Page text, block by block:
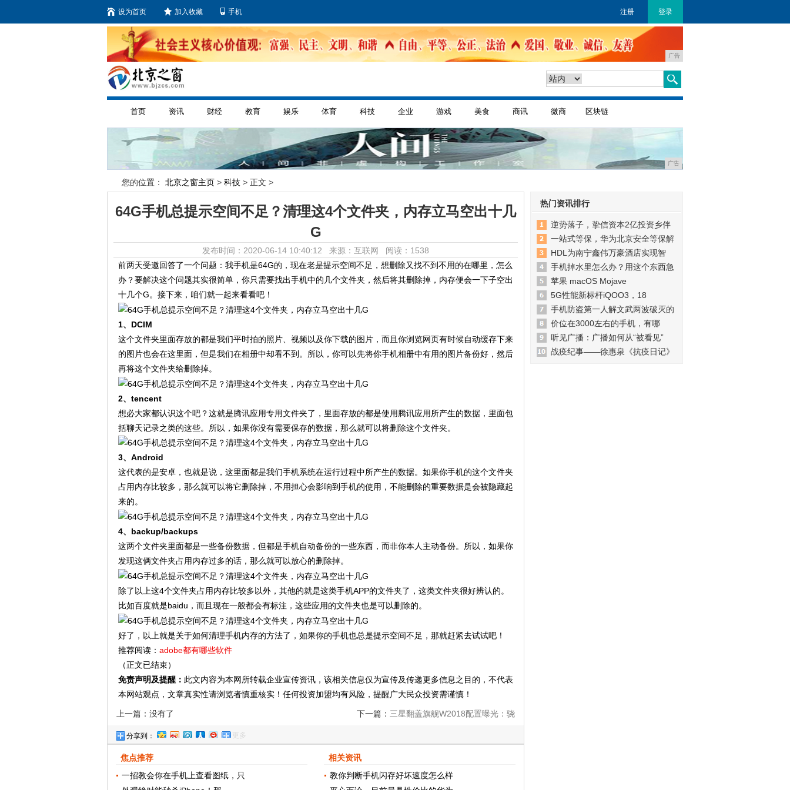
设为首页 加入收藏 手机 注册 登录
广告
首页 资讯 财经 教育 娱乐 体育 科技 企业 游戏 美食 商讯 微商 区块链
广告
您的位置： 北京之窗主页 > 科技 > 正文 >
64G手机总提示空间不足？清理这4个文件夹，内存立马空出十几
G
发布时间：2020-06-14 10:40:12 来源：互联网 阅读：1538
前两天受邀回答了一个问题：我手机是64G的，现在老是提示空间不足，想删除又找不到不用的在哪里，怎么
办？要解决这个问题其实很简单，你只需要找出手机中的几个文件夹，然后将其删除掉，内存便会一下子空出
十几个G。接下来，咱们就一起来看看吧！
1、DCIM
这个文件夹里面存放的都是我们平时拍的照片、视频以及你下载的图片，而且你浏览网页有时候自动缓存下来
的图片也会在这里面，但是我们在相册中却看不到。所以，你可以先将你手机相册中有用的图片备份好，然后
再将这个文件夹给删除掉。
2、tencent
想必大家都认识这个吧？这就是腾讯应用专用文件夹了，里面存放的都是使用腾讯应用所产生的数据，里面包
括聊天记录之类的这些。所以，如果你没有需要保存的数据，那么就可以将删除这个文件夹。
3、Android
这代表的是安卓，也就是说，这里面都是我们手机系统在运行过程中所产生的数据。如果你手机的这个文件夹
占用内存比较多，那么就可以将它删除掉，不用担心会影响到手机的使用，不能删除的重要数据是会被隐藏起
来的。
4、backup/backups
这两个文件夹里面都是一些备份数据，但都是手机自动备份的一些东西，而非你本人主动备份。所以，如果你
发现这俩文件夹占用内存过多的话，那么就可以放心的删除掉。
除了以上这4个文件夹占用内存比较多以外，其他的就是这类手机APP的文件夹了，这类文件夹很好辨认的。
比如百度就是baidu，而且现在一般都会有标注，这些应用的文件夹也是可以删除的。
好了，以上就是关于如何清理手机内存的方法了，如果你的手机也总是提示空间不足，那就赶紧去试试吧！
推荐阅读： adobe都有哪些软件
（正文已结束）
免责声明及提醒： 此文内容为本网所转载企业宣传资讯，该相关信息仅为宣传及传递更多信息之目的，不代表
本网站观点，文章真实性请浏览者慎重核实！任何投资加盟均有风险，提醒广大民众投资需谨慎！
上一篇：没有了 下一篇： 三星翻盖旗舰W2018配置曝光：骁
分享到： 更多
焦点推荐
一招教会你在手机上查看图纸，只
相关资讯
教你判断手机闪存好坏速度怎么样
热门资讯排行
逆势落子，挚信资本2亿投资乡伴
一站式等保，华为北京安全等保解
HDL为南宁鑫伟万豪酒店实现智
手机掉水里怎么办？用这个东西急
苹果 macOS Mojave
5G性能新标杆iQOO3，18
手机防盗第一人解文武两波破灭的
价位在3000左右的手机，有哪
听见广播：广播如何从“被看见”
战疫纪事——徐惠泉《抗疫日记》